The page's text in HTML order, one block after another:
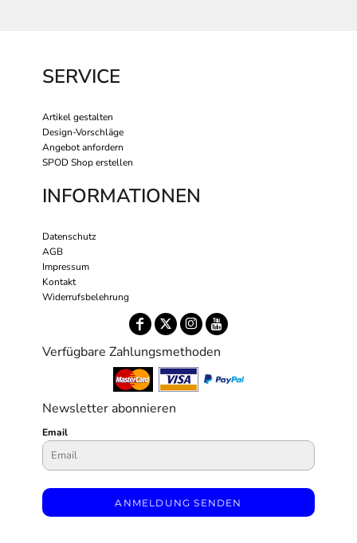
SERVICE
Artikel gestalten
Design-Vorschläge
Angebot anfordern
SPOD Shop erstellen
INFORMATIONEN
Datenschutz
AGB
Impressum
Kontakt
Widerrufsbelehrung
Verfügbare Zahlungsmethoden
Newsletter abonnieren
Email
ANMELDUNG SENDEN